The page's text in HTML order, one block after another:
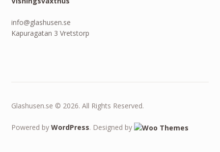
info@glashusen.se
Kapuragatan 3 Vretstorp
Glashusen.se © 2026. All Rights Reserved.
Powered by WordPress. Designed by